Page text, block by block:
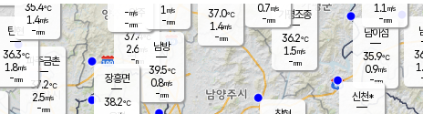
남이섬
35.9℃
0.9m/s
-mm
양주
37.4℃
2.6
-mm
1.1 m/s
-mm
파주금촌
37.2℃
2.5m/s
-mm
가평조종
36.2℃
1.5m/s
-mm
37.0℃
1.4m/s
-mm
신천*
탄현
36.3℃
1.8m/s
-mm
0.7m/s
-mm
남방
39.5℃
0.8m/s
-mm
장흥면
38.2℃
-m/s
-mm
35.4℃
1.4m/s
-mm
1 m/s
-mm